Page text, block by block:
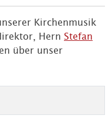
Kirchenmusik
Hern Stefan
über unser